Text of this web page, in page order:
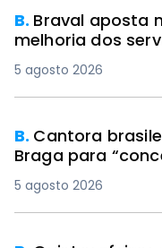
B. Braval aposta
melhoria dos
5 agosto 2026
B. Cantora
Braga para
5 agosto 2026